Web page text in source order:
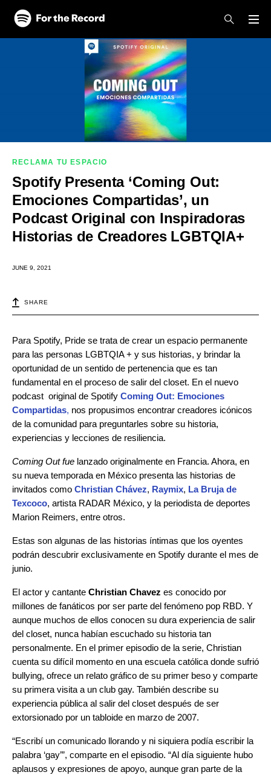
Skip to main content
Skip to footer
RECLAMA TU ESPACIO
Spotify Presenta ‘Coming Out:
Emociones Compartidas’, un
Podcast Original con Inspiradoras
Historias de Creadores LGBTQIA+
JUNE 9, 2021
SHARE
Para Spotify, Pride se trata de crear un espacio permanente
para las personas LGBTQIA + y sus historias, y brindar la
oportunidad de un sentido de pertenencia que es tan
fundamental en el proceso de salir del closet. En el nuevo
podcast original de Spotify Coming Out: Emociones
Compartidas, nos propusimos encontrar creadores icónicos
de la comunidad para preguntarles sobre su historia,
experiencias y lecciones de resiliencia.
Coming Out fue lanzado originalmente en Francia. Ahora, en
su nueva temporada en México presenta las historias de
invitados como Christian Chávez, Raymix, La Bruja de
Texcoco, artista RADAR México, y la periodista de deportes
Marion Reimers, entre otros.
Estas son algunas de las historias íntimas que los oyentes
podrán descubrir exclusivamente en Spotify durante el mes de
junio.
El actor y cantante Christian Chavez es conocido por
millones de fanáticos por ser parte del fenómeno pop RBD. Y
aunque muchos de ellos conocen su dura experiencia de salir
del closet, nunca habían escuchado su historia tan
personalmente. En el primer episodio de la serie, Christian
cuenta su difícil momento en una escuela católica donde sufrió
bullying, ofrece un relato gráfico de su primer beso y comparte
su primera visita a un club gay. También describe su
experiencia pública al salir del closet después de ser
extorsionado por un tabloide en marzo de 2007.
“Escribí un comunicado llorando y ni siquiera podía escribir la
palabra ‘gay’”, comparte en el episodio. “Al día siguiente hubo
aplausos y expresiones de apoyo, aunque gran parte de la